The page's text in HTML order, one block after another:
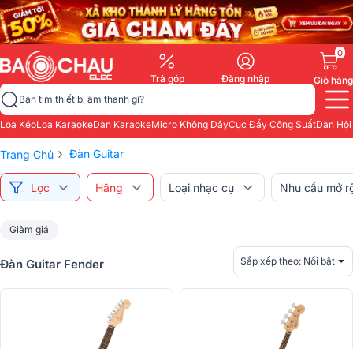
Trả góp Đăng nhập
0
Giỏ hàng
Bạn tìm thiết bị âm thanh gì?
Loa KéoLoa KaraokeDàn KaraokeMicro Không DâyCục Đẩy Công SuấtDàn
Trang Chủ › Đàn Guitar
Lọc Hãng Loại nhạc cụ Nhu cầu mở
Giảm giá
Đàn Guitar Fender Sắp xếp theo: Nổi bật